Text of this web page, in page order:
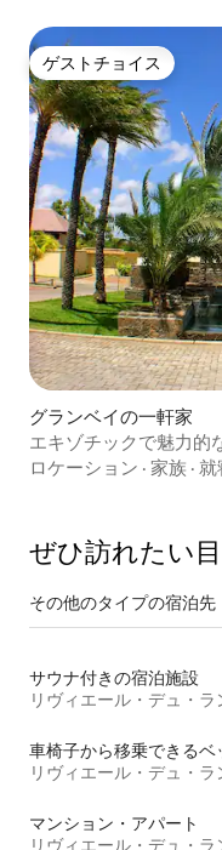
ゲストチョイス
ゲストチョイス
グランベイの一軒家
エキゾチックで魅力的
トプール
ロケーション · 家族 · 就
ぜひ訪⁠れ⁠た⁠い
その他のタ⁠イ⁠プ⁠の宿⁠泊⁠先
サウナ付きの宿泊施設
マンション・アパート